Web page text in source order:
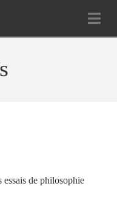
essais de philosophie